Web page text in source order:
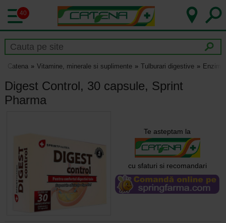
40
Catena Vitamine, minerale si suplimente Tulburari digestive
Digest Control, 30 capsule, Sprint
Pharma
Te asteptam la
cu sfaturi si recomandari